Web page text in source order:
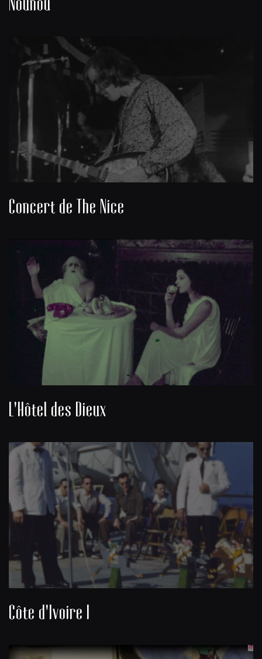
Concert de The Nice
L'Hôtel des Dieux
Côte d'Ivoire I